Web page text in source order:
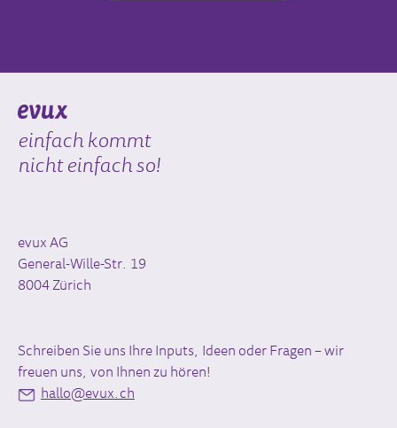
einfach kommt
nicht einfach so!
evux AG
General-Wille-Str. 19
8004 Zürich
Schreiben Sie uns Ihre Inputs, Ideen oder Fragen – wir
freuen uns, von Ihnen zu hören!
hallo@evux.ch